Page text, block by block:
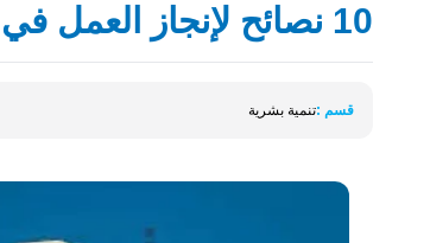
10 نصائح لإنجاز العمل في رمضان بكفاءة وفعالية
قسم :تنمية بشرية